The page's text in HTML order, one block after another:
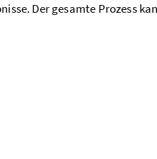
Der gesamte Prozess